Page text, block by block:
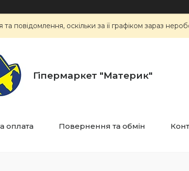
повідомлення, оскільки за її графіком зараз
Гіпермаркет "Материк"
оплата Повернення та обмін